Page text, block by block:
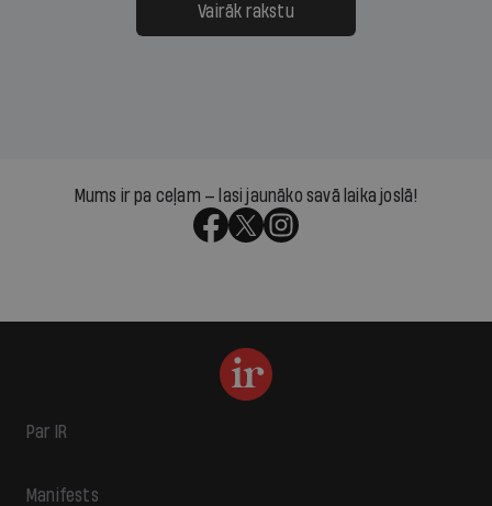
Vairāk rakstu
Mums ir pa ceļam — lasi jaunāko savā laika joslā!
Par IR
Manifests